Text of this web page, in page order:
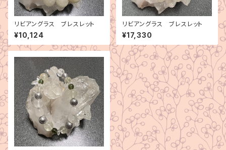
リビアングラス ブレスレット
¥10,124
リビアングラス ブレスレット
¥17,330